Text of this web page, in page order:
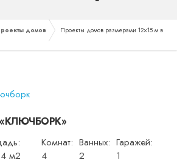
домов
Проекты домов размерами 12×15 м в
м2
Комнат:
4
Ванных:
2
Гаражей:
1